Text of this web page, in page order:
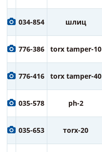
034-854 шлиц
776-386 torx tamper-10
776-416 torx tamper-40
035-578 ph-2
035-653 тorx-20